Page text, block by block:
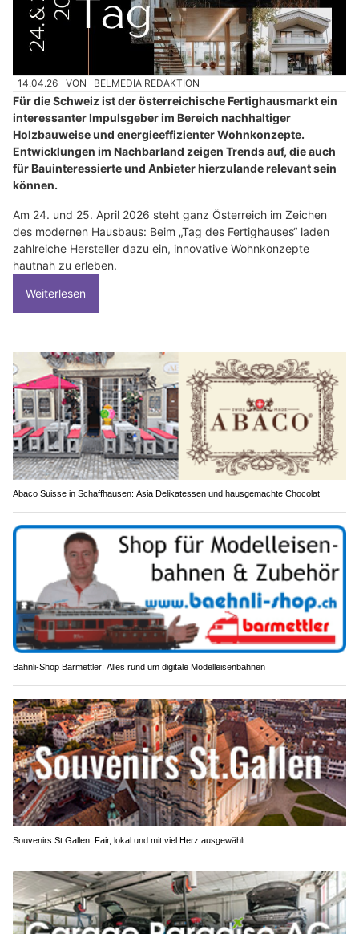
14.04.26 VON BELMEDIA REDAKTION
Für die Schweiz ist der österreichische Fertighausmarkt ein
interessanter Impulsgeber im Bereich nachhaltiger
Holzbauweise und energieeffizienter Wohnkonzepte.
Entwicklungen im Nachbarland zeigen Trends auf, die auch
für Bauinteressierte und Anbieter hierzulande relevant sein
können.
Am 24. und 25. April 2026 steht ganz Österreich im Zeichen
des modernen Hausbaus: Beim „Tag des Fertighauses“ laden
zahlreiche Hersteller dazu ein, innovative Wohnkonzepte
hautnah zu erleben.
Weiterlesen
Abaco Suisse in Schaffhausen: Asia Delikatessen und hausgemachte Chocolat
Bähnli-Shop Barmettler: Alles rund um digitale Modelleisenbahnen
Souvenirs St.Gallen: Fair, lokal und mit viel Herz ausgewählt